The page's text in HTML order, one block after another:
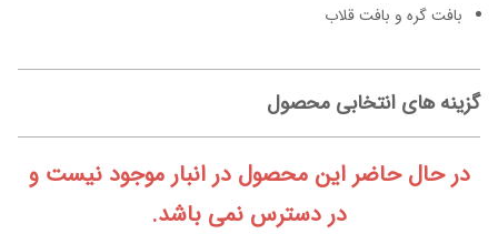
بافت گره و بافت قلاب
گزینه های انتخابی محصول
در حال حاضر این محصول در انبار موجود نیست و
در دسترس نمی باشد.